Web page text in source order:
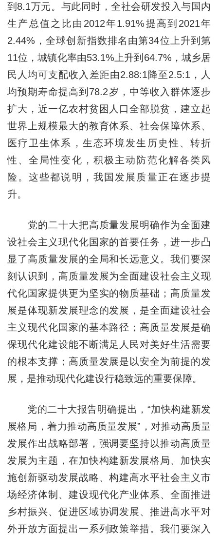
到8.1万元。与此同时，全社会研发投入与国内
生产总值之比由2012年1.91%提高到2021年
2.44%，全球创新指数排名由第34位上升到第
11位，城镇化率由53.1%上升到64.7%，城乡居
民人均可支配收入差距由2.88:1降至2.5:1，人
均预期寿命提高到78.2岁，中等收入群体逐步
扩大，近一亿农村贫困人口全部脱贫，建立起
世界上规模最大的教育体系、社会保障体系、
医疗卫生体系，生态环境发生历史性、转折
性、全局性变化，积极主动防范化解各类风
险。这些都说明，我国发展质量正在逐步提
升。
党的二十大把高质量发展明确作为全面建
设社会主义现代化国家的首要任务，进一步凸
显了高质量发展的全局和长远意义。我们要深
刻认识到，高质量发展为全面建设社会主义现
代化国家提供更为坚实的物质基础；高质量发
展是体现新发展理念的发展，是全面建设社会
主义现代化国家的基本路径；高质量发展是确
保现代化建设能不断满足人民对美好生活需要
的根本支撑；高质量发展是以安全为前提的发
展，是推动现代化建设行稳致远的重要保障。
党的二十大报告明确提出，“加快构建新发
展格局，着力推动高质量发展”，对推动高质量
发展作出战略部署，强调要坚持以推动高质量
发展为主题，在加快构建新发展格局、加快实
施创新驱动发展战略、构建高水平社会主义市
场经济体制、建设现代化产业体系、全面推进
乡村振兴、促进区域协调发展、推进高水平对
外开放方面提出一系列政策举措。我们要深入